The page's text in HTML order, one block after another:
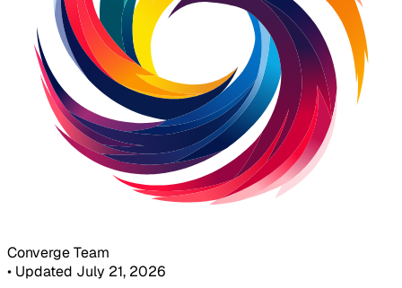
Converge Team
• Updated July 21, 2026